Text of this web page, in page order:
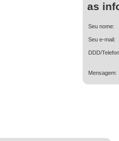
as
Seu nome:
Seu e-mail:
DDD/
Mensagem: